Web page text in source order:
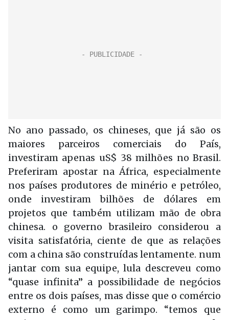
No ano passado, os chineses, que já são os
maiores parceiros comerciais do País,
investiram apenas uS$ 38 milhões no Brasil.
Preferiram apostar na África, especialmente
nos países produtores de minério e petróleo,
onde investiram bilhões de dólares em
projetos que também utilizam mão de obra
chinesa. o governo brasileiro considerou a
visita satisfatória, ciente de que as relações
com a china são construídas lentamente. num
jantar com sua equipe, lula descreveu como
“quase infinita” a possibilidade de negócios
entre os dois países, mas disse que o comércio
externo é como um garimpo. “temos que